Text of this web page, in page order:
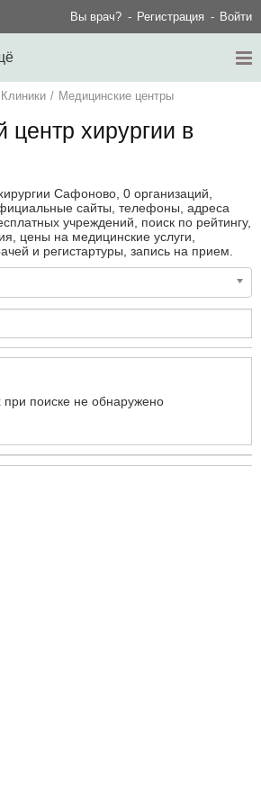
Вы врач? Регистрация Войти
Клиники / Медицинские центры
центр хирургии в
Сафоново, 0 организаций,
сайты, телефоны, адреса
учреждений, поиск по рейтингу,
цены на медицинские услуги,
и регистартуры, запись на прием.
поиске не обнаружено